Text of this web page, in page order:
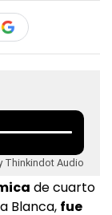
Thinkindot Audio
de cuarto
Blanca, fue